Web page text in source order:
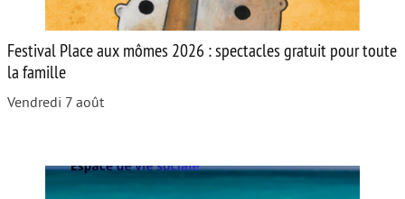
Festival Place aux mômes 2026 : spectacles gratuit pour toute
la famille
Vendredi 7 août